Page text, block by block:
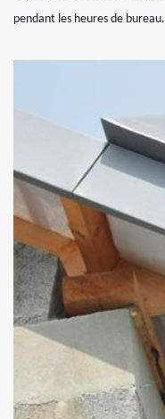
pendant les heures de bureau.